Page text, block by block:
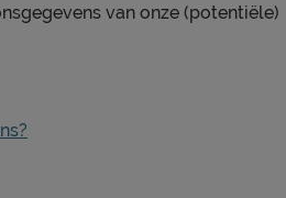
van onze (potentiële)